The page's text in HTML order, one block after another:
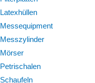
Latexhüllen
Messequipment
Messzylinder
Mörser
Petrischalen
Schaufeln